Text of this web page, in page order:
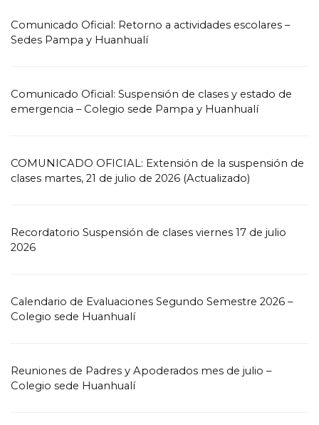
Comunicado Oficial: Retorno a actividades escolares –
Sedes Pampa y Huanhualí
Comunicado Oficial: Suspensión de clases y estado de
emergencia – Colegio sede Pampa y Huanhualí
COMUNICADO OFICIAL: Extensión de la suspensión de
clases martes, 21 de julio de 2026 (Actualizado)
Recordatorio Suspensión de clases viernes 17 de julio
2026
Calendario de Evaluaciones Segundo Semestre 2026 –
Colegio sede Huanhualí
Reuniones de Padres y Apoderados mes de julio –
Colegio sede Huanhualí